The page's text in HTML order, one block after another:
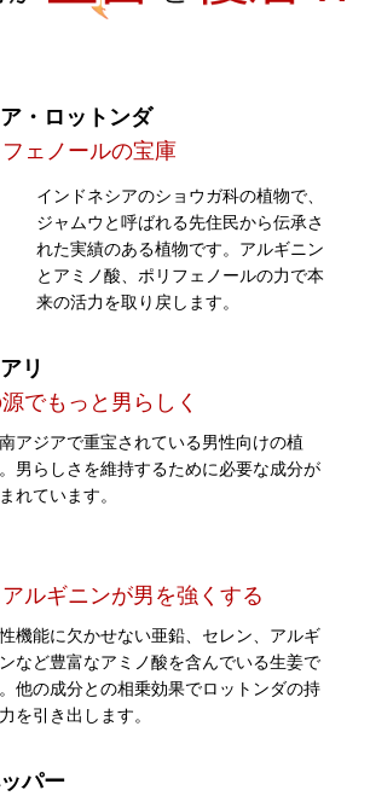
・ロットンダ
ェノールの宝庫
インドネシアのショウガ科の植物で、
ジャムウと呼ばれる先住民から伝承さ
れた実績のある植物です。アルギニン
とアミノ酸、ポリフェノールの力で本
来の活力を取り戻します。
リ
でもっと男らしく
アジアで重宝されている男性向けの植
男らしさを維持するために必要な成分が
れています。
ルギニンが男を強くする
機能に欠かせない亜鉛、セレン、アルギ
など豊富なアミノ酸を含んでいる生姜で
他の成分との相乗効果でロットンダの持
を引き出します。
パー